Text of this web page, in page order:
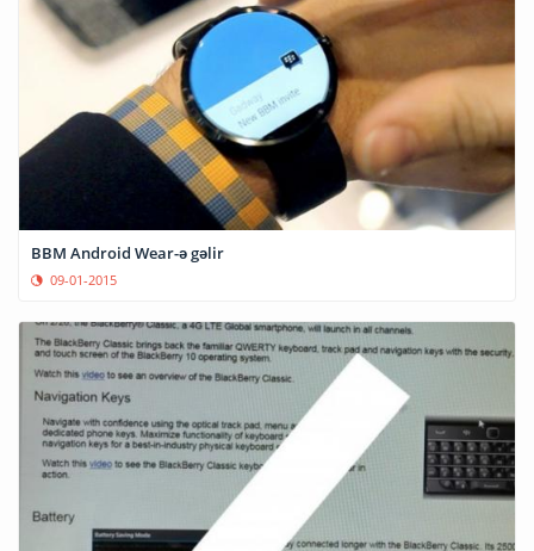
BBM Android Wear-ə gəlir
09-01-2015